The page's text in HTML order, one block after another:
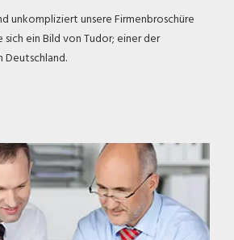
unkompliziert unsere Firmenbroschüre
sich ein Bild von Tudor; einer der